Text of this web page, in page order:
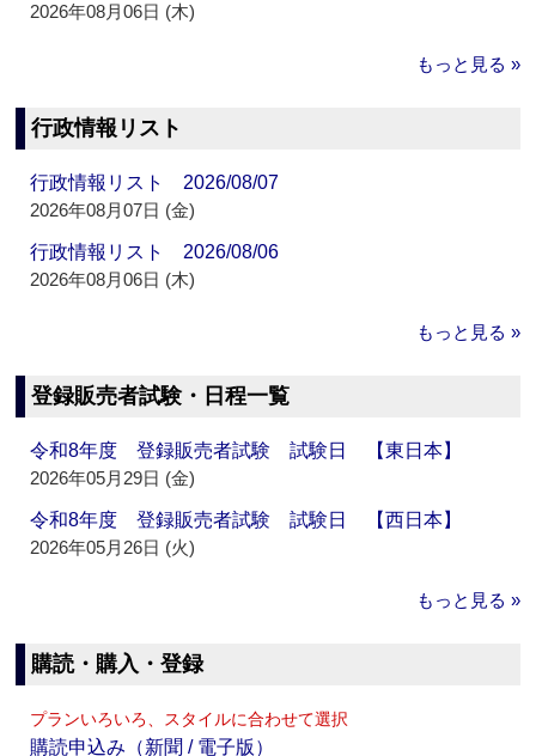
2026年08月06日 (木)
もっと見る »
行政情報リスト
行政情報リスト 2026/08/07
2026年08月07日 (金)
行政情報リスト 2026/08/06
2026年08月06日 (木)
もっと見る »
登録販売者試験・日程一覧
令和8年度 登録販売者試験 試験日 【東日本】
2026年05月29日 (金)
令和8年度 登録販売者試験 試験日 【西日本】
2026年05月26日 (火)
もっと見る »
購読・購入・登録
プランいろいろ、スタイルに合わせて選択
購読申込み（新聞 / 電子版）